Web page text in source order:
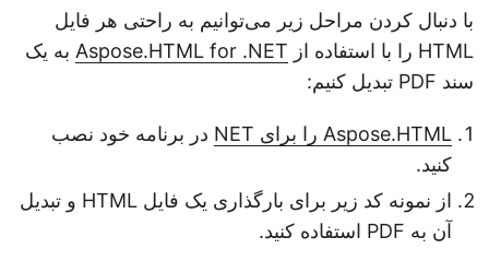
با دنبال کردن مراحل زیر می‌توانیم به راحتی هر فایل
HTML را با استفاده از
Aspose.HTML for .NETبه یک
سند PDF تبدیل کنیم:
Aspose.HTML را برای NET
در برنامه خود نصب
کنید.
از نمونه کد زیر برای بارگذاری یک فایل HTML و تبدیل
آن به PDF استفاده کنید.